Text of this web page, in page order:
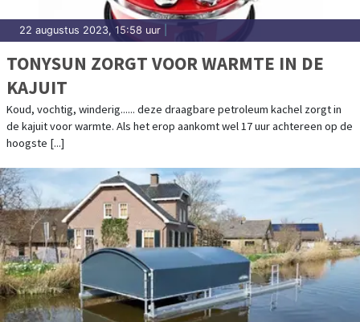
22 augustus 2023, 15:58 uur
TONYSUN ZORGT VOOR WARMTE IN DE
KAJUIT
Koud, vochtig, winderig...... deze draagbare petroleum kachel zorgt in
de kajuit voor warmte. Als het erop aankomt wel 17 uur achtereen op de
hoogste [...]